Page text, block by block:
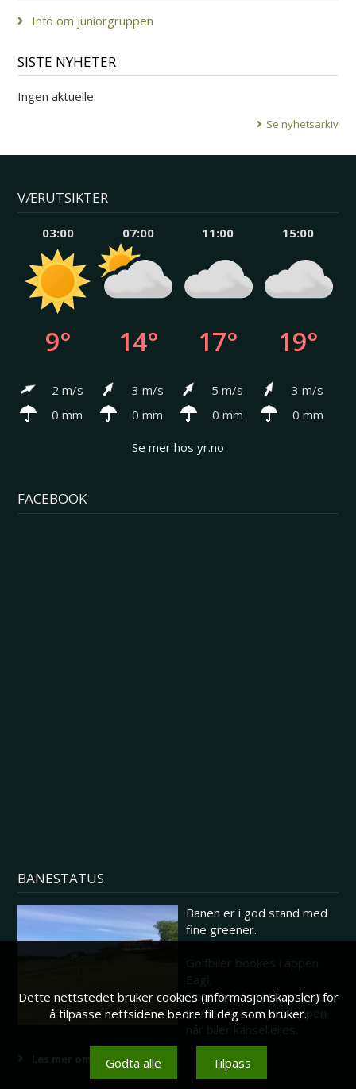
Info om juniorgruppen
SISTE NYHETER
Ingen aktuelle.
Se nyhetsarkiv
VÆRUTSIKTER
03:00
9°
2 m/s
0 mm
07:00
14°
3 m/s
0 mm
11:00
17°
5 m/s
0 mm
15:00
19°
3 m/s
0 mm
Se mer hos yr.no
FACEBOOK
BANESTATUS
Banen er i god stand med
fine greener.
Dersom biler ikke er tillatt
vil man få beskjed i appen
Les mer om banestatus her
Dette nettstedet bruker cookies (informasjonskapsler) for
å tilpasse nettsidene bedre til deg som bruker.
Godta alle Tilpass